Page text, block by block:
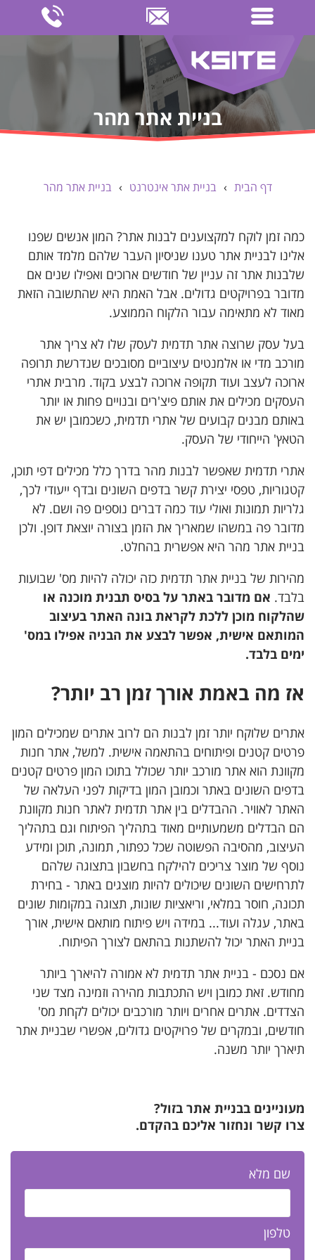
בניית אתר מהר
דף הבית › בניית אתר אינטרנט › בניית אתר מהר
כמה זמן לוקח למקצוענים לבנות אתר? המון אנשים שפנו
אלינו לבניית אתר טענו שניסיון העבר שלהם מלמד אותם
שלבנות אתר זה עניין של חודשים ארוכים ואפילו שנים אם
מדובר בפרויקטים גדולים. אבל האמת היא שהתשובה הזאת
מאוד לא מתאימה עבור הלקוח הממוצע.
בעל עסק שרוצה אתר תדמית לעסק שלו לא צריך אתר
מורכב מדי או אלמנטים עיצוביים מסובכים שנדרשת תרופה
ארוכה לעצב ועוד תקופה ארוכה לבצע בקוד. מרבית אתרי
העסקים מכילים את אותם פיצ'רים ובנויים פחות או יותר
באותם מבנים קבועים של אתרי תדמית, כשכמובן יש את
הטאץ' הייחודי של העסק.
אתרי תדמית שאפשר לבנות מהר בדרך כלל מכילים דפי תוכן,
קטגוריות, טפסי יצירת קשר בדפים השונים ובדף ייעודי לכך,
גלריות תמונות ואולי עוד כמה דברים נוספים פה ושם. לא
מדובר פה במשהו שמאריך את הזמן בצורה יוצאת דופן. ולכן
בניית אתר מהר היא אפשרית בהחלט.
מהירות של בניית אתר תדמית כזה יכולה להיות מס' שבועות
בלבד. אם מדובר באתר על בסיס תבנית מוכנה או
שהלקוח מוכן ללכת לקראת בונה האתר בעיצוב
המותאם אישית, אפשר לבצע את הבניה אפילו במס'
ימים בלבד.
אז מה באמת אורך זמן רב יותר?
אתרים שלוקח יותר זמן לבנות הם לרוב אתרים שמכילים המון
פרטים קטנים ופיתוחים בהתאמה אישית. למשל, אתר חנות
מקוונת הוא אתר מורכב יותר שכולל בתוכו המון פרטים קטנים
בדפים השונים באתר וכמובן המון בדיקות לפני העלאה של
האתר לאוויר. ההבדלים בין אתר תדמית לאתר חנות מקוונת
הם הבדלים משמעותיים מאוד בתהליך הפיתוח וגם בתהליך
העיצוב, מהסיבה הפשוטה שכל כפתור, תמונה, תוכן ומידע
נוסף של מוצר צריכים להילקח בחשבון בתצוגה שלהם
לתרחישים השונים שיכולים להיות מוצגים באתר - בחירת
תכונה, חוסר במלאי, וריאציות שונות, תצוגה במקומות שונים
באתר, עגלה ועוד... במידה ויש פיתוח מותאם אישית, אורך
בניית האתר יכול להשתנות בהתאם לצורך הפיתוח.
אם נסכם - בניית אתר תדמית לא אמורה להיארך ביותר
מחודש. זאת כמובן ויש התכתבות מהירה וזמינה מצד שני
הצדדים. אתרים אחרים ויותר מורכבים יכולים לקחת מס'
חודשים, ובמקרים של פרויקטים גדולים, אפשרי שבניית אתר
תיארך יותר משנה.
מעוניינים בבניית אתר בזול?
צרו קשר ונחזור אליכם בהקדם.
שם מלא
טלפון